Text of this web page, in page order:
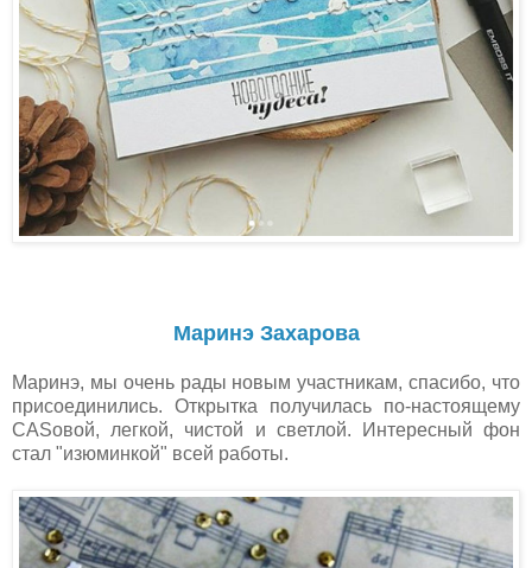
Маринэ Захарова
Маринэ, мы очень рады новым участникам, спасибо, что
присоединились. Открытка получилась по-настоящему
CASовой, легкой, чистой и светлой. Интересный фон
стал "изюминкой" всей работы.